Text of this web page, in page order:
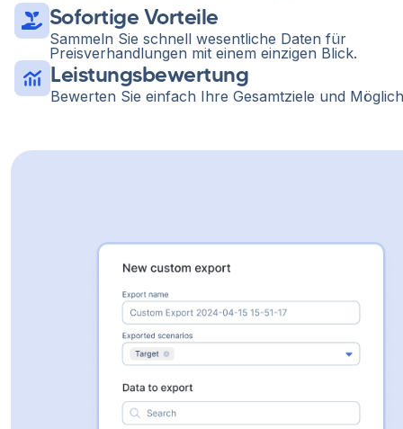
Sofortige Vorteile
Sammeln Sie schnell wesentliche Daten für
Preisverhandlungen mit einem einzigen Blick.
Leistungsbewertung
Bewerten Sie einfach Ihre Gesamtziele und